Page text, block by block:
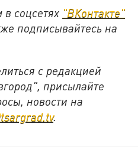
соцсетях "ВКонтакте"
подписывайтесь на
с редакцией
присылайте
новости на
.